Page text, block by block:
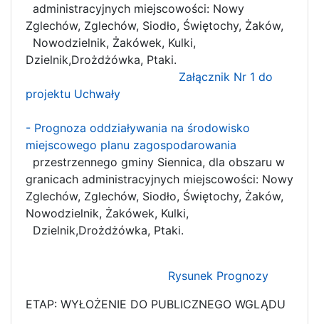
administracyjnych miejscowości: Nowy
Zglechów, Zglechów, Siodło, Świętochy, Żaków,
Nowodzielnik, Żakówek, Kulki,
Dzielnik,Drożdżówka, Ptaki.
Załącznik Nr 1 do
projektu Uchwały
- Prognoza oddziaływania na środowisko
miejscowego planu zagospodarowania
przestrzennego gminy Siennica, dla obszaru w
granicach administracyjnych miejscowości: Nowy
Zglechów, Zglechów, Siodło, Świętochy, Żaków,
Nowodzielnik, Żakówek, Kulki,
Dzielnik,Drożdżówka, Ptaki.
Rysunek Prognozy
ETAP: WYŁOŻENIE DO PUBLICZNEGO WGLĄDU